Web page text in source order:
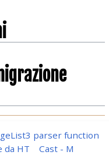
parser function
da HT
Cast - M